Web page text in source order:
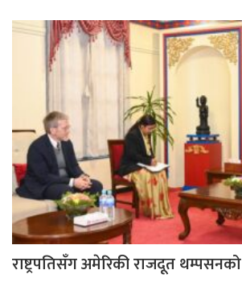
राष्ट्रपतिसँग अमेरिकी राजदूत